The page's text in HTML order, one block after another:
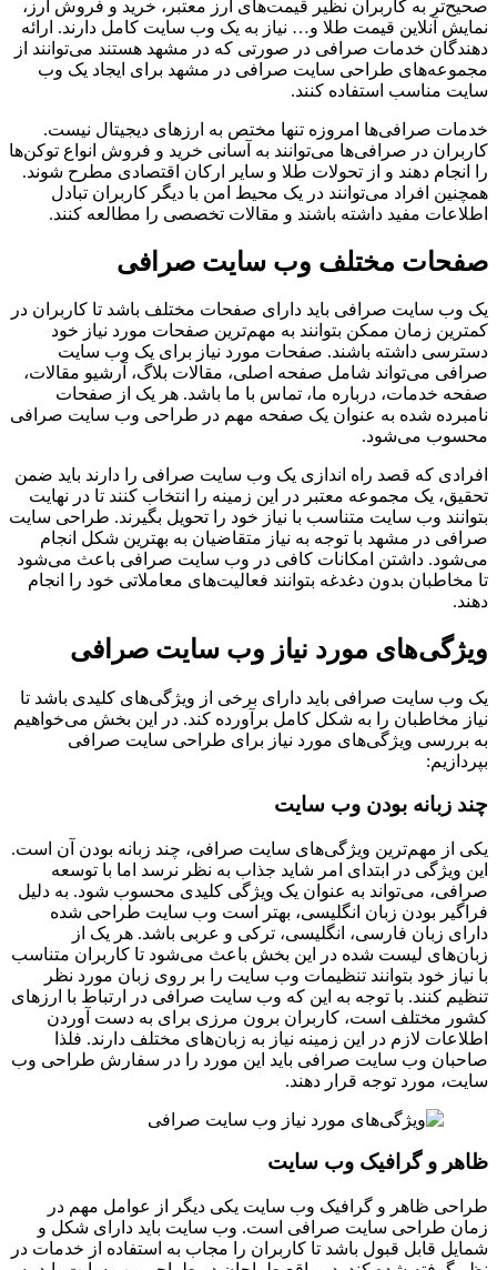
صحیح‌تر به کاربران نظیر قیمت‌های ارز معتبر، خرید و فروش ارز،
نمایش آنلاین قیمت طلا و… نیاز به یک وب سایت کامل دارند. ارائه
دهندگان خدمات صرافی در صورتی که در مشهد هستند می‌توانند از
مجموعه‌های طراحی سایت صرافی در مشهد برای ایجاد یک وب
سایت مناسب استفاده کنند.
خدمات صرافی‌ها امروزه تنها مختص به ارزهای دیجیتال نیست.
کاربران در صرافی‌ها می‌توانند به آسانی خرید و فروش انواع توکن‌ها
را انجام دهند و از تحولات طلا و سایر ارکان اقتصادی مطرح شوند.
همچنین افراد می‌توانند در یک محیط امن با دیگر کاربران تبادل
اطلاعات مفید داشته باشند و مقالات تخصصی را مطالعه کنند.
صفحات مختلف وب سایت صرافی
یک وب سایت صرافی باید دارای صفحات مختلف باشد تا کاربران در
کمترین زمان ممکن بتوانند به مهم‌ترین صفحات مورد نیاز خود
دسترسی داشته باشند. صفحات مورد نیاز برای یک وب سایت
صرافی می‌تواند شامل صفحه اصلی، مقالات بلاگ، آرشیو مقالات،
صفحه خدمات، درباره ما، تماس با ما باشد. هر یک از صفحات
نامبرده شده به عنوان یک صفحه مهم در طراحی وب سایت صرافی
محسوب می‌شود.
افرادی که قصد راه اندازی یک وب سایت صرافی را دارند باید ضمن
تحقیق، یک مجموعه معتبر در این زمینه را انتخاب کنند تا در نهایت
بتوانند وب سایت متناسب با نیاز خود را تحویل بگیرند. طراحی سایت
صرافی در مشهد با توجه به نیاز متقاضیان به بهترین شکل انجام
می‌شود. داشتن امکانات کافی در وب سایت صرافی باعث می‌شود
تا مخاطبان بدون دغدغه بتوانند فعالیت‌های معاملاتی خود را انجام
دهند.
ویژگی‌های مورد نیاز وب سایت صرافی
یک وب سایت صرافی باید دارای برخی از ویژگی‌های کلیدی باشد تا
نیاز مخاطبان را به شکل کامل برآورده کند. در این بخش می‌خواهیم
به بررسی ویژگی‌های مورد نیاز برای طراحی سایت صرافی
بپردازیم:
چند زبانه بودن وب سایت
یکی از مهم‌ترین ویژگی‌های سایت صرافی، چند زبانه بودن آن است.
این ویژگی در ابتدای امر شاید جذاب به نظر نرسد اما با توسعه
صرافی، می‌تواند به عنوان یک ویژگی کلیدی محسوب شود. به دلیل
فراگیر بودن زبان‌ انگلیسی، بهتر است وب سایت طراحی شده
دارای زبان فارسی، انگلیسی، ترکی و عربی باشد. هر یک از
زبان‌های لیست شده در این بخش باعث می‌شود تا کاربران متناسب
با نیاز خود بتوانند تنظیمات وب سایت را بر روی زبان مورد نظر
تنظیم کنند. با توجه به این که وب سایت صرافی در ارتباط با ارزهای
کشور مختلف است، کاربران برون مرزی برای به دست آوردن
اطلاعات لازم در این زمینه نیاز به زبان‌های مختلف دارند. فلذا
صاحبان وب سایت‌ صرافی باید این مورد را در سفارش طراحی وب
سایت، مورد توجه قرار دهند.
ظاهر و گرافیک وب سایت
طراحی ظاهر و گرافیک وب سایت یکی دیگر از عوامل مهم در
زمان طراحی سایت صرافی است. وب سایت باید دارای شکل و
شمایل قابل قبول باشد تا کاربران را مجاب به استفاده از خدمات در